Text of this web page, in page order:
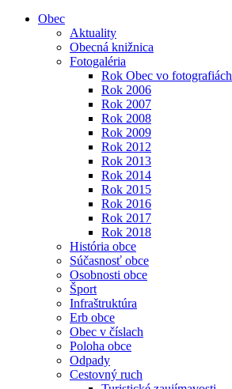
Obec
Aktuality
Obecná knižnica
Fotogaléria
Rok Obec vo fotografiách
Rok 2006
Rok 2007
Rok 2008
Rok 2009
Rok 2012
Rok 2013
Rok 2014
Rok 2015
Rok 2016
Rok 2017
Rok 2018
História obce
Súčasnosť obce
Osobnosti obce
Šport
Infraštruktúra
Erb obce
Obec v číslach
Poloha obce
Odpady
Cestovný ruch